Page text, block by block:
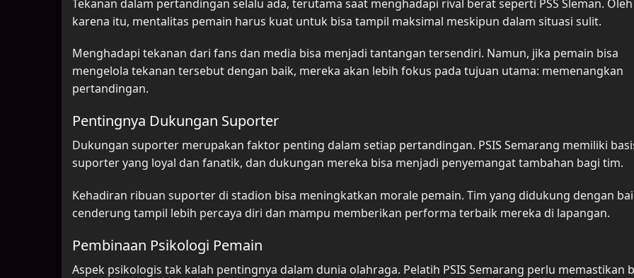
Tekanan dalam pertandingan selalu ada, terutama saat menghadapi rival berat seperti PSS Sleman. Oleh
karena itu, mentalitas pemain harus kuat untuk bisa tampil maksimal meskipun dalam situasi sulit.
Menghadapi tekanan dari fans dan media bisa menjadi tantangan tersendiri. Namun, jika pemain bisa
mengelola tekanan tersebut dengan baik, mereka akan lebih fokus pada tujuan utama: memenangkan
pertandingan.
Pentingnya Dukungan Suporter
Dukungan suporter merupakan faktor penting dalam setiap pertandingan. PSIS Semarang memiliki
suporter yang loyal dan fanatik, dan dukungan mereka bisa menjadi penyemangat tambahan bagi tim.
Kehadiran ribuan suporter di stadion bisa meningkatkan morale pemain. Tim yang didukung dengan
cenderung tampil lebih percaya diri dan mampu memberikan performa terbaik mereka di lapangan.
Pembinaan Psikologi Pemain
Aspek psikologis tak kalah pentingnya dalam dunia olahraga. Pelatih PSIS Semarang perlu memastikan